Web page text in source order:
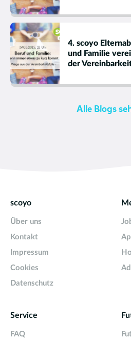
4. scoyo
und Familie
der
Alle Blogs
scoyo
Über uns
Kontakt
Impressum
Cookies
Datenschutz
Service
FAQ